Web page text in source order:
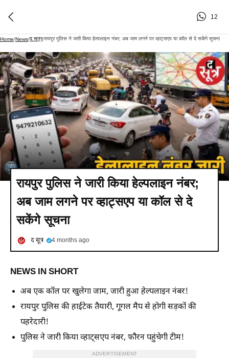
12
Home/News/द सूत्र/रायपुर पुलिस ने जारी किया हेल्पलाइन नंबर; अब जाम लगने पर व्हाट्सएप या कॉल से दे सकेंगे सूचना
रायपुर पुलिस ने जारी किया हेल्पलाइन नंबर;
अब जाम लगने पर व्हाट्सएप या कॉल से दे
सकेंगे सूचना
द सूत्र 4 months ago
NEWS IN SHORT
अब एक कॉल पर खुलेगा जाम, जारी हुआ हेल्पलाइन नंबर!
रायपुर पुलिस की हाईटेक तैयारी, गूगल मैप से होगी सड़कों की
पहरेदारी!
पुलिस ने जारी किया व्हाट्सएप नंबर, फौरन पहुंचेगी टीम!
ADVERTISEMENT